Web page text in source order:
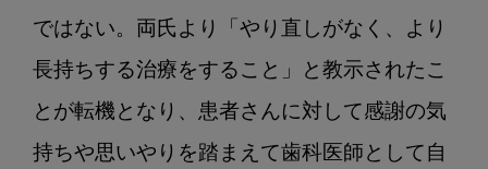
ではない。両氏より「やり直しがなく、より
長持ちする治療をすること」と教示されたこ
とが転機となり、患者さんに対して感謝の気
持ちや思いやりを踏まえて歯科医師として自